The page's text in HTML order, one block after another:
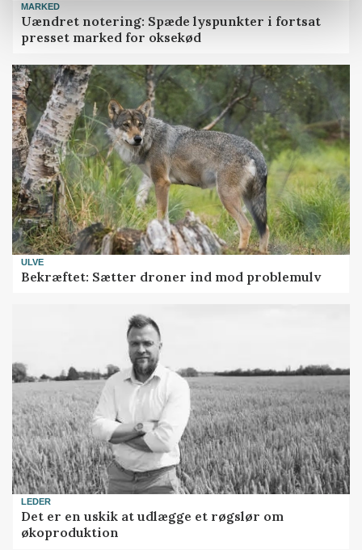
MARKED
Uændret notering: Spæde lyspunkter i fortsat
presset marked for oksekød
ULVE
Bekræftet: Sætter droner ind mod problemulv
LEDER
Det er en uskik at udlægge et røgslør om
økoproduktion